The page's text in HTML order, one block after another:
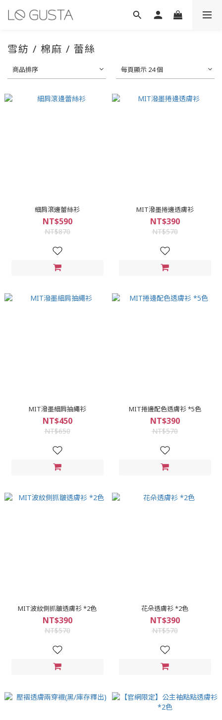
雪紡 / 棉麻 / 蕾絲
商品排序 每頁顯示 24 個
細肩滾邊蕾絲衫
NT$590
NT$870
MIT潑墨捲邊透膚衫
NT$390
NT$570
MIT潑墨細肩抽繩衫
NT$450
NT$650
MIT捲邊配色透膚衫 *5色
NT$390
NT$570
MIT波紋側抓皺透膚衫 *2色
NT$390
NT$570
花朵透膚衫 *2色
NT$390
NT$570